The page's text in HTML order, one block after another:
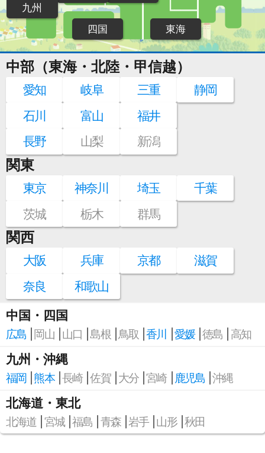
東海
四国
九州
中部（東海・北陸・甲信越）
愛知 岐阜 三重
静岡
石川
富山
福井
長野
山梨 新潟
関東
東京 神奈川 埼玉
千葉
茨城
栃木 群馬
関西
大阪 兵庫 京都
滋賀
奈良
和歌山
中国・四国
広島 岡山 山口 島根 鳥取 香川 愛媛 徳島 高知
九州・沖縄
福岡 熊本 長崎 佐賀 大分 宮崎 鹿児島 沖縄
北海道・東北
北海道 宮城 福島 青森 岩手 山形 秋田